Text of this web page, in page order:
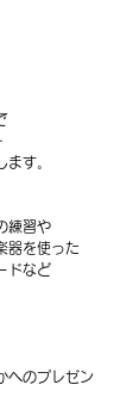
す。
習や
を使った
など
のプレゼン